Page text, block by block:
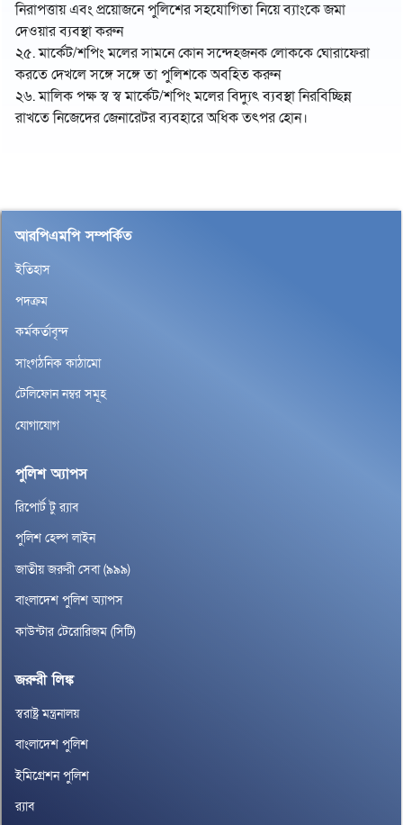
নিরাপত্তায় এবং প্রয়োজনে পুলিশের সহযোগিতা নিয়ে ব্যাংকে জমা
দেওয়ার ব্যবস্থা করুন
২৫. মার্কেট/শপিং মলের সামনে কোন সন্দেহজনক লোককে ঘোরাফেরা
করতে দেখলে সঙ্গে সঙ্গে তা পুলিশকে অবহিত করুন
২৬. মালিক পক্ষ স্ব স্ব মার্কেট/শপিং মলের বিদ্যুৎ ব্যবস্থা নিরবিচ্ছিন্ন
রাখতে নিজেদের জেনারেটর ব্যবহারে অধিক তৎপর হোন।
আরপিএমপি সম্পর্কিত
ইতিহাস
পদক্রম
কর্মকর্তাবৃন্দ
সাংগঠনিক কাঠামো
টেলিফোন নম্বর সমূহ
যোগাযোগ
পুলিশ অ্যাপস
রিপোর্ট টু র‌্যাব
পুলিশ হেল্প লাইন
জাতীয় জরুরী সেবা (৯৯৯)
বাংলাদেশ পুলিশ অ্যাপস
কাউন্টার টেরোরিজম (সিটি)
জরুরী লিঙ্ক
স্বরাষ্ট্র মন্ত্রনালয়
বাংলাদেশ পুলিশ
ইমিগ্রেশন পুলিশ
র‌্যাব